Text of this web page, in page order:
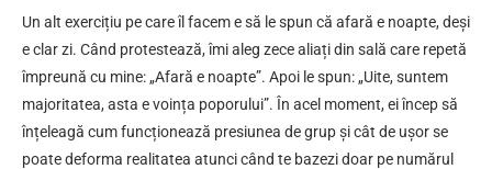
Un alt exercițiu pe care îl facem e să le spun că afară e noapte, deși
e clar zi. Când protestează, îmi aleg zece aliați din sală care repetă
împreună cu mine: „Afară e noapte”. Apoi le spun: „Uite, suntem
majoritatea, asta e voința poporului”. În acel moment, ei încep să
înțeleagă cum funcționează presiunea de grup și cât de ușor se
poate deforma realitatea atunci când te bazezi doar pe numărul